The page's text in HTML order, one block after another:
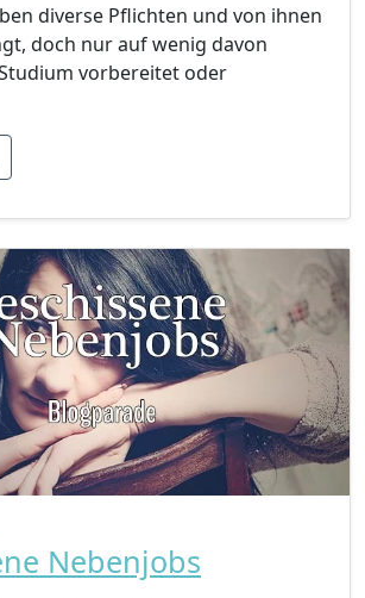
diverse Pflichten und von ihnen
doch nur auf wenig davon
vorbereitet oder
Nebenjobs